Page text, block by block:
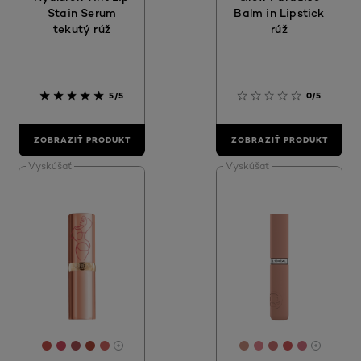
Stain Serum
tekutý rúž
5/5
ZOBRAZIŤ PRODUKT
Balm in Lipstick
rúž
0/5
ZOBRAZIŤ PRODUKT
Vyskúšať
[Color]: #c04f48
[Color]: #c7495d
[Color]: #a44e53
[Color]: #a94639
[Color]: #ce635f
More shades are available
Vyskúšať
[Color]: #c68d7d
[Color]:
[Color]:
[Color]:
[Color]:
More